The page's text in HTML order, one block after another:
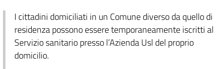
I cittadini domiciliati in un Comune diverso da quello di
residenza possono essere temporaneamente iscritti al
Servizio sanitario presso l’Azienda Usl del proprio
domicilio.